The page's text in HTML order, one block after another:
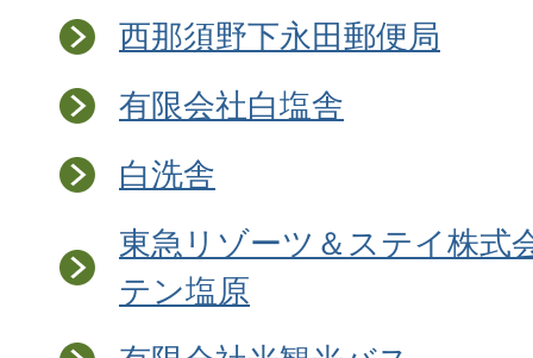
西那須野下永田郵便局
有限会社白塩舎
白洗舎
東急リゾーツ＆ステイ株式
テン塩原